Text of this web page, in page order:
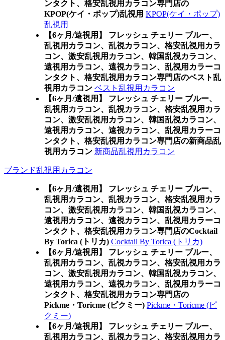
ンタクト、格安乱視用カラコン専門店の
KPOP(ケイ・ポップ)乱視用 KPOP(ケイ・ポップ)
乱視用
【6ヶ月/遠視用】 フレッシュ チェリー ブルー、
乱視用カラコン、乱視カラコン、格安乱視用カラ
コン、激安乱視用カラコン、韓国乱視カラコン、
遠視用カラコン、遠視カラコン、乱視用カラーコ
ンタクト、格安乱視用カラコン専門店のベスト乱
視用カラコン ベスト乱視用カラコン
【6ヶ月/遠視用】 フレッシュ チェリー ブルー、
乱視用カラコン、乱視カラコン、格安乱視用カラ
コン、激安乱視用カラコン、韓国乱視カラコン、
遠視用カラコン、遠視カラコン、乱視用カラーコ
ンタクト、格安乱視用カラコン専門店の新商品乱
視用カラコン 新商品乱視用カラコン
ブランド乱視用カラコン
【6ヶ月/遠視用】 フレッシュ チェリー ブルー、
乱視用カラコン、乱視カラコン、格安乱視用カラ
コン、激安乱視用カラコン、韓国乱視カラコン、
遠視用カラコン、遠視カラコン、乱視用カラーコ
ンタクト、格安乱視用カラコン専門店のCocktail
By Torica (トリカ) Cocktail By Torica (トリカ)
【6ヶ月/遠視用】 フレッシュ チェリー ブルー、
乱視用カラコン、乱視カラコン、格安乱視用カラ
コン、激安乱視用カラコン、韓国乱視カラコン、
遠視用カラコン、遠視カラコン、乱視用カラーコ
ンタクト、格安乱視用カラコン専門店の
Pickme・Toricme (ピクミー) Pickme・Toricme (ピ
クミー)
【6ヶ月/遠視用】 フレッシュ チェリー ブルー、
乱視用カラコン、乱視カラコン、格安乱視用カラ